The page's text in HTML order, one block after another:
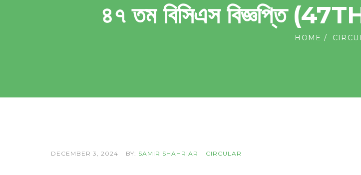
৪৭ তম বিসিএস বিজ্ঞপ্তি
HOME
DECEMBER 3, 2024 BY: SAMIR SHAHRIAR CIRCULAR